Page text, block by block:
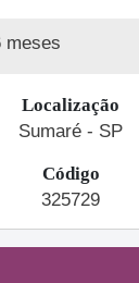
meses
Localização
Sumaré - SP
Código
325729